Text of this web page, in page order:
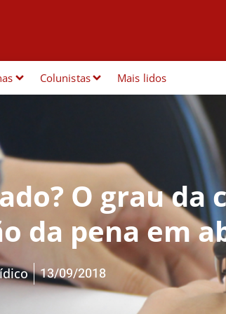
Colunistas Mais lidos
O grau da
da pena em
13/09/2018